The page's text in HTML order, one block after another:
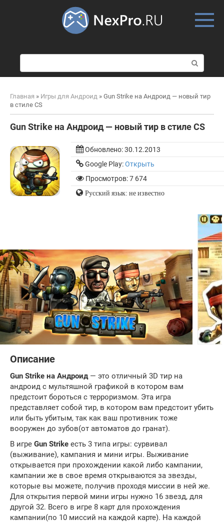
о
и
к
Главная » Игры для Андроид » Gun Strike на Андроид — новый тир
в стиле CS
Gun Strike на Андроид — новый тир в стиле CS
Обновлено:30.12.2013
Google Play:Открыть
Просмотров: 7 674
Русский язык: не известно
Описание
Gun Strike на Андроид— это отличный 3D тир на
андроид с мультяшной графикой в котором вам
предстоит бороться с терроризмом. Эта игра
представляет собой тир, в котором вам предстоит убить
или быть убитым, так как ваш противник тоже
вооружен до зубов(от автоматов до гранат).
В игре Gun Strike есть 3 типа игры: сурвивал
(выживание), кампания и мини игры. Выживание
открывается при прохождении какой либо кампании,
кампании же в свое время открываются за звезды,
которые вы можете, получив проходя миссии в ней же.
Для открытия первой мини игры нужно 16 звезд, для
другой 32. Всего в игре 8 карт для прохождения
кампании(по 10 миссий на каждой карте). На каждой